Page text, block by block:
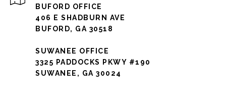
BUFORD OFFICE
406 E SHADBURN AVE
BUFORD, GA 30518
SUWANEE OFFICE
3325 PADDOCKS PKWY #190
SUWANEE, GA 30024